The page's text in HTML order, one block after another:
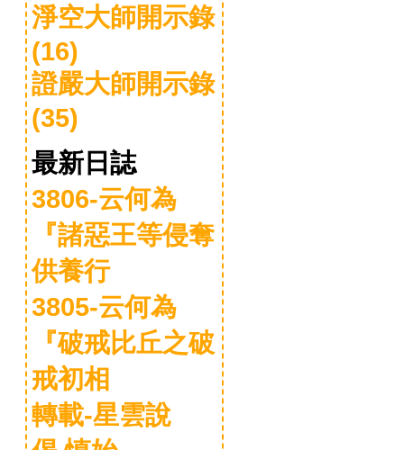
淨空大師開示錄
(16)
證嚴大師開示錄
(35)
最新日誌
3806-云何為
『諸惡王等侵奪
供養行
3805-云何為
『破戒比丘之破
戒初相
轉載-星雲說